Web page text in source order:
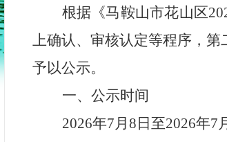
根据《马鞍山市花山区
上确认、审核认定等程序，
予以公示。
一、公示时间
2026年7月8日至2026年7